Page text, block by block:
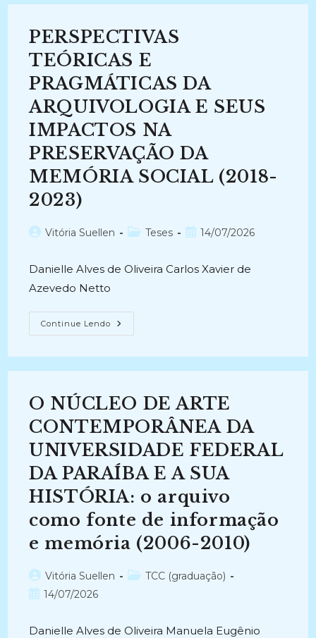
Práticas
De
Pescadores
(2013-
2017)
PERSPECTIVAS
TEÓRICAS E
PRAGMÁTICAS DA
ARQUIVOLOGIA E SEUS
IMPACTOS NA
PRESERVAÇÃO DA
MEMÓRIA SOCIAL (2018-
2023)
AutorVitória Suellen
Categoria
Teses
Post14/07/2026
Danielle Alves de Oliveira Carlos Xavier de
Azevedo Netto
Continue Lendo PERSPECTIVAS
TEÓRICAS
ARQUIVOLOGIA
IMPACTOS
NA
PRESERVAÇÃO
DA
MEMÓRIA
SOCIAL
(2018-
2023)
O NÚCLEO DE ARTE
CONTEMPORÂNEA DA
UNIVERSIDADE FEDERAL
DA PARAÍBA E A SUA
HISTÓRIA: o arquivo
como fonte de informação
e memória (2006-2010)
Autor
do
Vitória Suellen
Categoria
TCC (graduação)
Post14/07/2026
Danielle Alves de Oliveira Manuela Eugênio